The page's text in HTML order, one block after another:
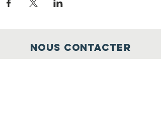
Nous contacter